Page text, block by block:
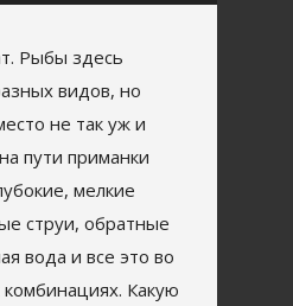
Рыбы здесь
видов, но
не так уж и
пути приманки
мелкие
струи, обратные
вода и все это во
Какую